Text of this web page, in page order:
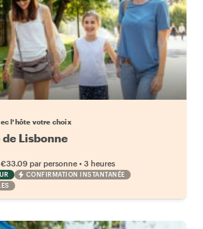
votre local favori
l'hôte votre choix
Lisbonne
€33.09 par personne • 3 heures
CONFIRMATION INSTANTANÉE